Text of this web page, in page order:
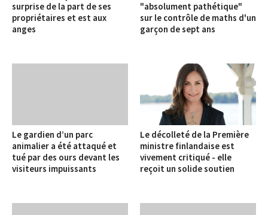
surprise de la part de ses
propriétaires et est aux
anges
"absolument pathétique"
sur le contrôle de maths d'un
garçon de sept ans
Le gardien d’un parc
animalier a été attaqué et
tué par des ours devant les
visiteurs impuissants
Le décolleté de la Première
ministre finlandaise est
vivement critiqué - elle
reçoit un solide soutien